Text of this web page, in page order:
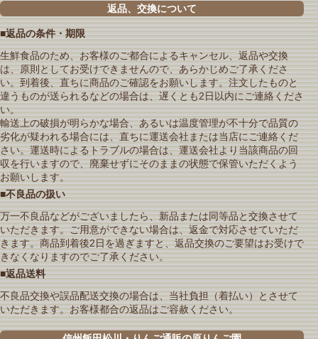
返品、交換について
■返品の条件・期限
生鮮食品のため、お客様のご都合によるキャンセル、返品や交換
は、原則としてお受けできませんので、あらかじめご了承くださ
い。到着後、直ちに商品のご確認をお願いします。注文したものと
違うものが送られるなどの場合は、遅くとも2日以内にご連絡くださ
い。
輸送上の破損が明らかな場合、あるいは温度管理が不十分で品質の
劣化が疑われる場合には、直ちに運送会社または当店にご連絡くだ
さい。運送時によるトラブルの場合は、運送会社より当該商品の回
収を行いますので、廃棄せずにそのままの状態で保管いただくよう
お願いします。
■不良品の扱い
万一不良品などがございましたら、新品または同等品と交換させて
いただきます。ご用意ができない場合は、返金で対応させていただ
きます。商品到着後2日を過ぎますと、返品交換のご要望はお受けで
きなくなりますのでご了承ください。
■返品送料
不良品交換や誤品配送交換の場合は、当社負担（着払い）とさせて
いただきます。お客様都合の返品はご容赦ください。